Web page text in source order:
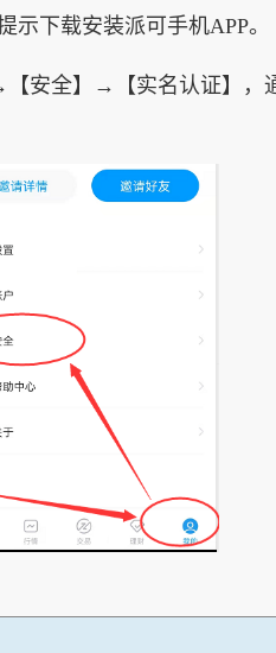
示下载安装派可手机APP。
安全】→【实名认证】，